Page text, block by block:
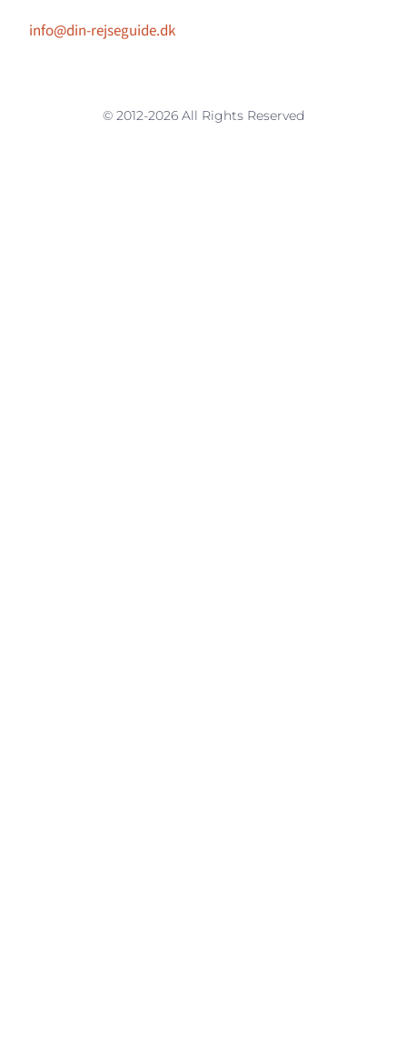
info@din-rejseguide.dk
© 2012-2026 All Rights Reserved